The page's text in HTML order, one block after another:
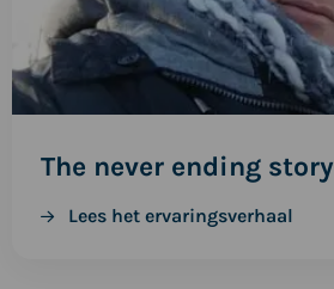
The never ending story
Lees het ervaringsverhaal